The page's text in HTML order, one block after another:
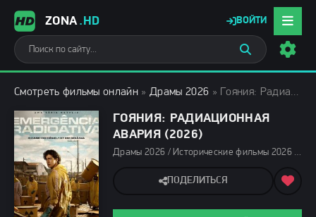
ZONA.HD ВОЙТИ
Смотреть фильмы онлайн »Драмы 2026 » Гояния: Радиационная авария (2026)
ГОЯНИЯ: РАДИАЦИОННАЯ
АВАРИЯ (2026)
Драмы 2026 / Исторические фильмы 2026 / Триллеры 2026 / Сериалы 2026 / Сериалы марта 2026 / Новинки сериалов 2026 / Фильмы 2026 / Сериалы весны 2026 / Смотреть фильмы онлайн
ПОДЕЛИТЬСЯ